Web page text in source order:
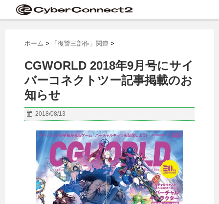
ホーム > 「復讐三部作」関連 >
CGWORLD 2018年9月号にサイ
バーコネクトツー記事掲載のお
知らせ
2018/08/13